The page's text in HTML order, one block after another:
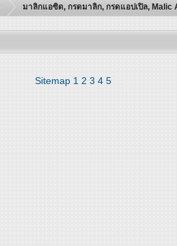
มาลิกแอซิด, กรดมาลิก, กรดแอปเปิล, Malic
Sitemap 1 2 3 4 5